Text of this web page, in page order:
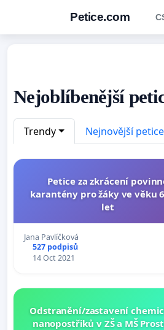
Petice.com
Nejoblíbenější
Trendy Nejnovější petice
Petice za zkrácení
karantény pro žáky ve věku
let
Jana Pavlíčková
527 podpisů
14 Oct 2021
Odstranění/zastavení
nanopostřiků v ZŠ a MŠ